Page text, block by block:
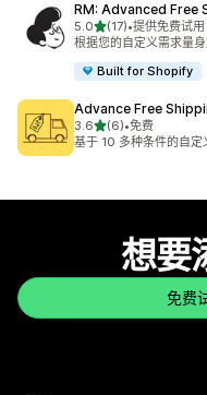
RM: Advanced Free
5.0星（满分 5 星）
(17)
总共 17 条评论
•提供免费试用
根据您的自定义需求量
Built for Shopify
Advance Free
3.6星（满分 5 星）
(6)
总共 6 条评论
•免费
基于 10 多种条件的自定
想要
免费